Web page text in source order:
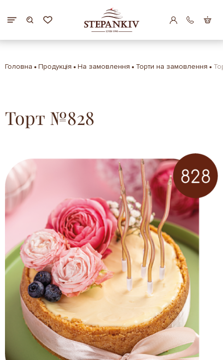
Головна Продукція На замовлення Торти на замовлення
Торт №828